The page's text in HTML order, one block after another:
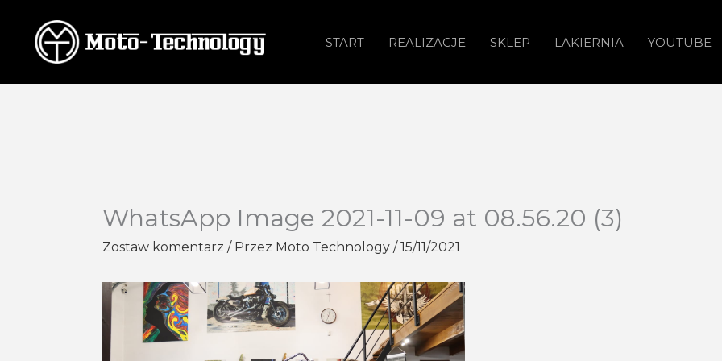
START REALIZACJE SKLEP LAKIERNIA YOUTUBE
WhatsApp Image 2021-11-09 at 08.56.20 (3)
Zostaw komentarz / Przez Moto Technology / 15/11/2021